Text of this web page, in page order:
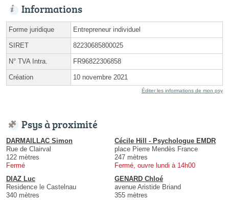
Informations
Forme juridique Entrepreneur individuel
SIRET 82230685800025
N° TVA Intra. FR96822306858
Création 10 novembre 2021
Éditer les informations de mon psy
Psys à proximité
DARMAILLAC Simon
Rue de Clairval
122 mètres
Fermé
Cécile Hill - Psychologue EMDR
place Pierre Mendès France
247 mètres
Fermé, ouvre lundi à 14h00
DIAZ Luc
Residence le Castelnau
340 mètres
GENARD Chloé
avenue Aristide Briand
355 mètres